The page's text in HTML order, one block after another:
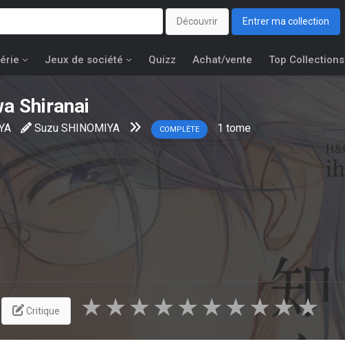
Découvrir Entrer ma collection
Jeux de société Quizz Achat/vente Top Collections
Shiranai
Suzu SHINOMIYA COMPLÈTE 1 tome
Critique ★
★
★
★
★
★
★
★
★
★